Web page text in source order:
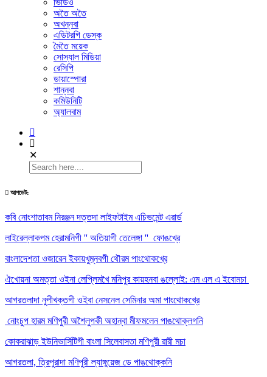
ভিডিও
অতৈ অতৈ
অখন্নবা
এডিটরগি ডেস্ক
মৈতৈ ময়েক
সোস্যাল মিডিয়া
রেসিপি
ডায়াস্পোরা
শান্নবা
কমিউনিটি
অ্যালবাম
✕
আপডেট:
কবি নোংশাতাবম নিরঞ্জন দত্তদা লাইফটাইম এচিভমেন্ট এৱার্ড
লাইরেল্লাকপম হেরামনিগী '' অতিয়াগী তেলেঙ্গা '' ফোঙখ্রে
বাংলাদেশতা ওজারেন ইকায়খুম্নবগী থৌরম পাংথোকখ্রে
ঐখোয়না অমত্তা ওইনা লেপ্লিমখৈ মনিপুর কায়হনবা ঙল্লোই: এম এল এ ইবোমচা
আগরতলাদা নুপীখক্তগী ওইবা নেসনেল সেমিনার অমা পাংথোকখ্রে
নোংচুপ হারম মণিপুরী অশৈলুপকী অহান্বা মীফমলেন পাঙথোক্লগনি
কোকরাঝাড় ইউনিভার্সিটিগী বাংলা সিলেবাসতা মণিপুরী ৱারী মচা
আগরতলা, ত্রিপুরাদা মণিপুরী ল্যাঙ্গুয়েজ ডে পাঙথোক্কনি